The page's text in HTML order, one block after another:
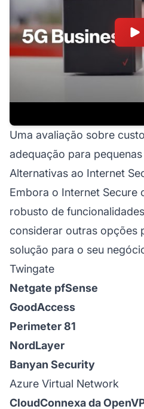
Uma avaliação sobre
adequação para
Alternativas ao Internet
Embora o Internet Secure
robusto de
considerar outras opções
solução para o seu
Twingate
Netgate pfSense
GoodAccess
Perimeter 81
NordLayer
Banyan Security
Azure Virtual Network
CloudConnexa da